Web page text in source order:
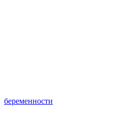
беременности